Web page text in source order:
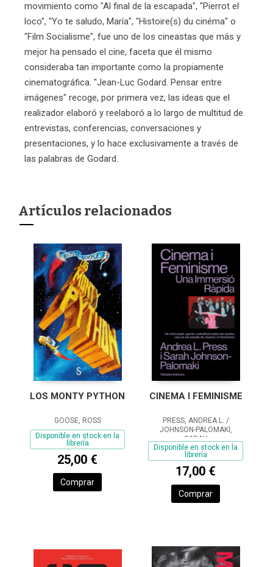
movimiento como "Al final de la escapada", "Pierrot el
loco", "Yo te saludo, María", "Histoire(s) du cinéma" o
"Film Socialisme", fue uno de los cineastas que más y
mejor ha pensado el cine, faceta que él mismo
consideraba tan importante como la propiamente
cinematográfica. "Jean-Luc Godard. Pensar entre
imágenes" recoge, por primera vez, las ideas que el
realizador elaboró y reelaboró a lo largo de multitud de
entrevistas, conferencias, conversaciones y
presentaciones, y lo hace exclusivamente a través de
las palabras de Godard.
Artículos relacionados
LOS MONTY PYTHON
GOOSE, ROSS
Disponible en stock en la
librería
25,00 €
Comprar
CINEMA I FEMINISME
PRESS, ANDREA L. /
JOHNSON-PALOMAKI,
SARAH
Disponible en stock en la
librería
17,00 €
Comprar